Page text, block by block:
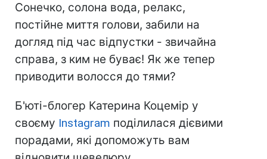
Сонечко, солона вода, релакс,
постійне миття голови, забили на
догляд під час відпустки - звичайна
справа, з ким не буває! Як же тепер
приводити волосся до тями?
Б'юті-блогер Катерина Коцемір у
своєму Instagram поділилася дієвими
порадами, які допоможуть вам